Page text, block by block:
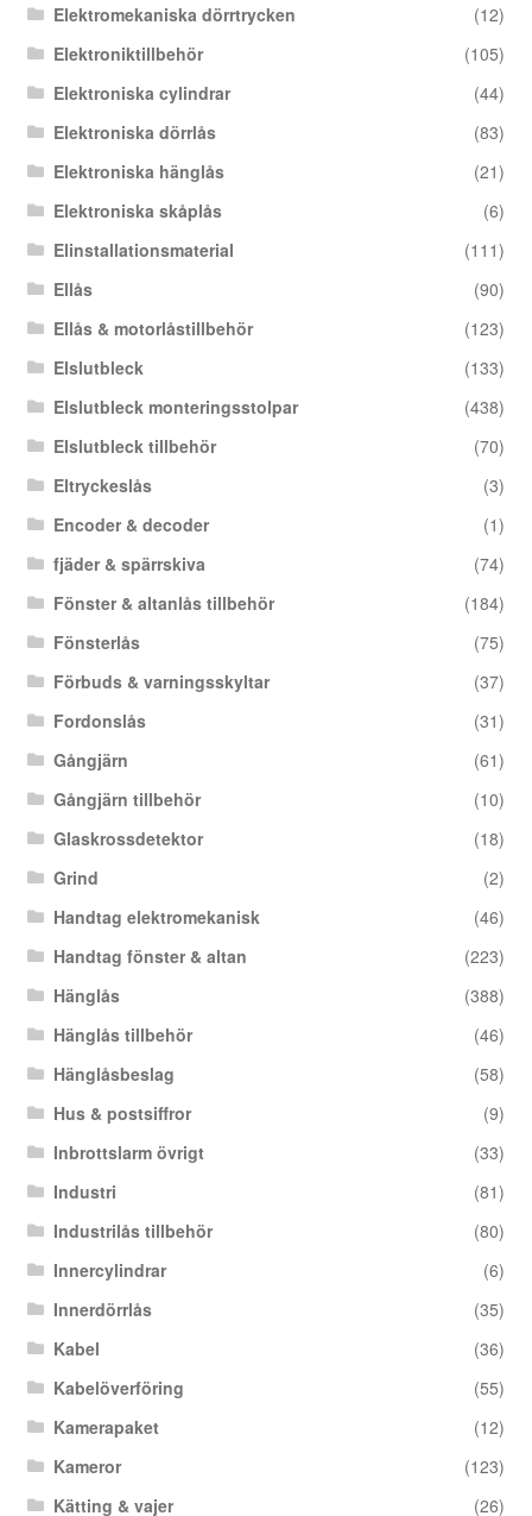
Elektromekaniska dörrtrycken
(12)
Elektroniktillbehör
(105)
Elektroniska cylindrar
(44)
Elektroniska dörrlås
(83)
Elektroniska hänglås
(21)
Elektroniska skåplås
(6)
Elinstallationsmaterial
(111)
Ellås
(90)
Ellås & motorlåstillbehör
(123)
Elslutbleck
(133)
Elslutbleck monteringsstolpar
(438)
Elslutbleck tillbehör
(70)
Eltryckeslås
(3)
Encoder & decoder
(1)
fjäder & spärrskiva
(74)
Fönster & altanlås tillbehör
(184)
Fönsterlås
(75)
Förbuds & varningsskyltar
(37)
Fordonslås
(31)
Gångjärn
(61)
Gångjärn tillbehör
(10)
Glaskrossdetektor
(18)
Grind
(2)
Handtag elektromekanisk
(46)
Handtag fönster & altan
(223)
Hänglås
(388)
Hänglås tillbehör
(46)
Hänglåsbeslag
(58)
Hus & postsiffror
(9)
Inbrottslarm övrigt
(33)
Industri
(81)
Industrilås tillbehör
(80)
Innercylindrar
(6)
Innerdörrlås
(35)
Kabel
(36)
Kabelöverföring
(55)
Kamerapaket
(12)
Kameror
(123)
Kätting & vajer
(26)